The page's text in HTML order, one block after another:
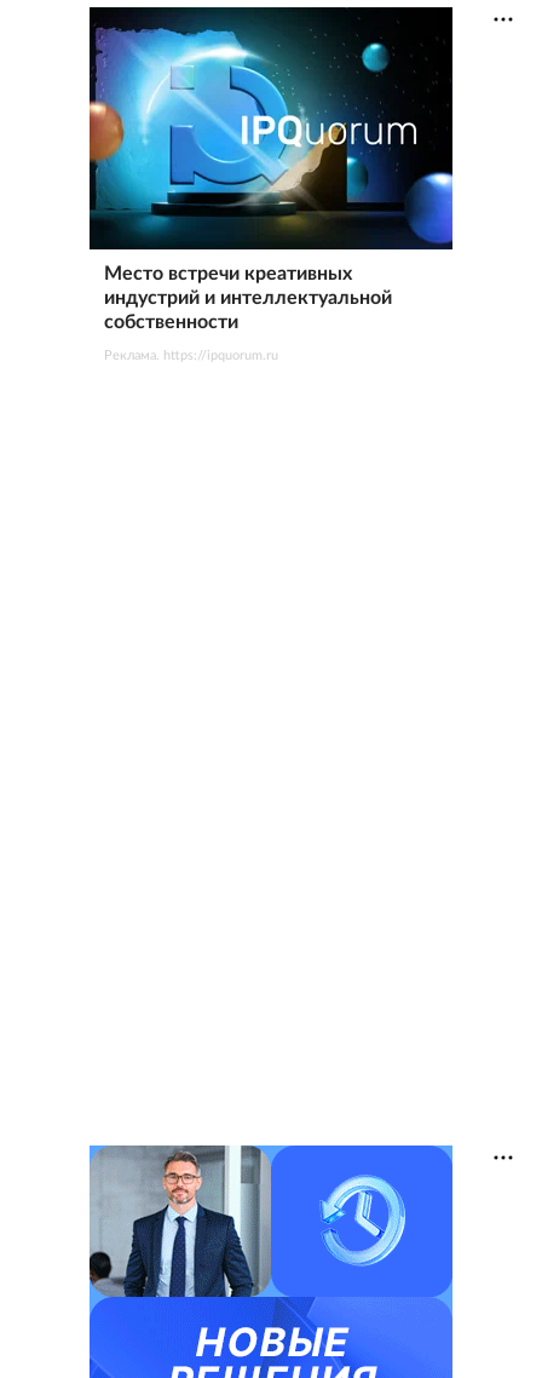
Место встречи креативных
индустрий и интеллектуальной
собственности
Реклама. https://ipquorum.ru